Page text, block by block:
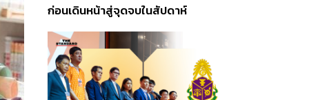
ก่อนเดินหน้าสู่จุดจบในสัปดาห์